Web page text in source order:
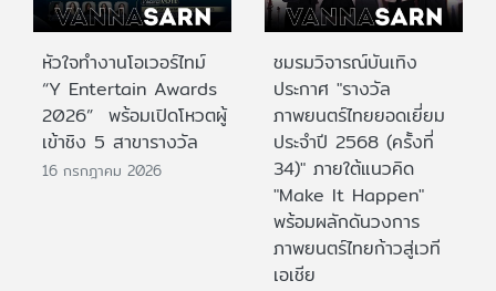
หัวใจทำงานโอเวอร์ไทม์
“Y Entertain Awards
2026” พร้อมเปิดโหวตผู้
เข้าชิง 5 สาขารางวัล
16 กรกฎาคม 2026
ชมรมวิจารณ์บันเทิง
ประกาศ "รางวัล
ภาพยนตร์ไทยยอดเยี่ยม
ประจําปี 2568 (ครั้งที่
34)" ภายใต้แนวคิด
"Make It Happen"
พร้อมผลักดันวงการ
ภาพยนตร์ไทยก้าวสู่เวที
เอเชีย